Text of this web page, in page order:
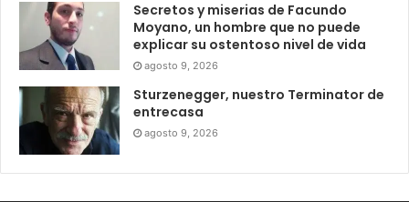
Secretos y miserias de Facundo
Moyano, un hombre que no puede
explicar su ostentoso nivel de vida
agosto 9, 2026
Sturzenegger, nuestro Terminator de
entrecasa
agosto 9, 2026